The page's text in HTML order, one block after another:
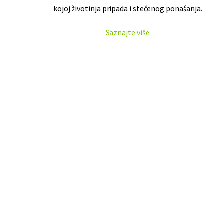
kojoj životinja pripada i stečenog ponašanja.
Saznajte više